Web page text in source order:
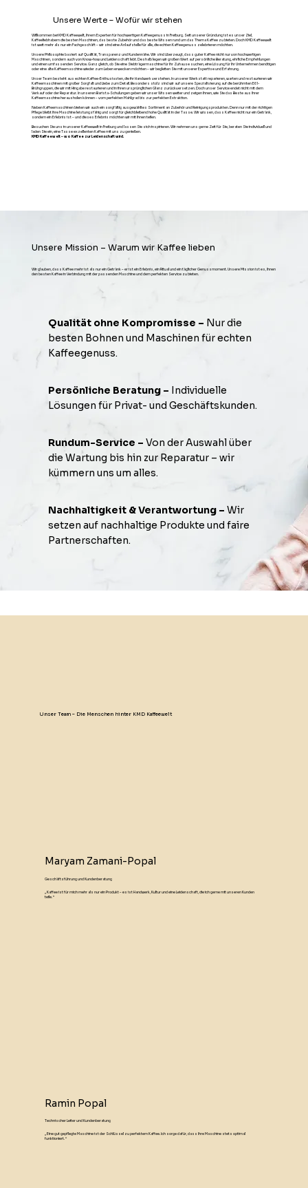
Unsere Werte – Wofür wir stehen
Willkommen bei KMD Kaffeewelt, Ihrem Experten für hochwertigen Kaffeegenuss in Freiburg. Seit unserer Gründung ist es unser Ziel,
Kaffeeliebhabern die besten Maschinen, das beste Zubehör und das beste Wissen rund um das Thema Kaffee zu bieten. Doch KMD Kaffeewelt
ist weit mehr als nur ein Fachgeschäft – wir sind eine Anlaufstelle für alle, die echten Kaffeegenuss zelebrieren möchten.
Unsere Philosophie basiert auf Qualität, Transparenz und Kundennähe. Wir sind überzeugt, dass guter Kaffee nicht nur von hochwertigen
Maschinen, sondern auch von Know-how und Leidenschaft lebt. Deshalb legen wir großen Wert auf persönliche Beratung, ehrliche Empfehlungen
und einen umfassenden Service. Ganz gleich, ob Sie eine Siebträgermaschine für Ihr Zuhause suchen, eine Lösung für Ihr Unternehmen benötigen
oder eine alte Kaffeemaschine wieder zum Leben erwecken möchten – wir begleiten Sie mit unserer Expertise und Erfahrung.
Unser Team besteht aus echten Kaffee-Enthusiasten, die ihr Handwerk verstehen. In unserer Werkstatt reparieren, warten und restaurieren wir
Kaffeemaschinen mit großer Sorgfalt und Liebe zum Detail. Besonders stolz sind wir auf unsere Spezialisierung auf die berühmten E61-
Brühgruppen, die wir mit Hingabe restaurieren und in ihren ursprünglichen Glanz zurückversetzen. Doch unser Service endet nicht mit dem
Verkauf oder der Reparatur. In unseren Barista-Schulungen geben wir unser Wissen weiter und zeigen Ihnen, wie Sie das Beste aus Ihrer
Kaffeemaschine herausholen können – vom perfekten Mahlgrad bis zur perfekten Extraktion.
Neben Kaffeemaschinen bieten wir auch ein sorgfältig ausgewähltes Sortiment an Zubehör und Reinigungsprodukten. Denn nur mit der richtigen
Pflege bleibt Ihre Maschine leistungsfähig und sorgt für gleichbleibend hohe Qualität in der Tasse. Wir wissen, dass Kaffee nicht nur ein Getränk,
sondern ein Erlebnis ist – und dieses Erlebnis möchten wir mit Ihnen teilen.
Besuchen Sie uns in unserer Kaffeewelt in Freiburg und lassen Sie sich inspirieren. Wir nehmen uns gerne Zeit für Sie, beraten Sie individuell und
laden Sie ein, eine Tasse exzellenten Kaffee mit uns zu genießen.
KMD Kaffeewelt – wo Kaffee zur Leidenschaft wird.
Unsere Mission – Warum wir Kaffee lieben
Wir glauben, dass Kaffee mehr ist als nur ein Getränk – er ist ein Erlebnis, ein Ritual und ein täglicher Genussmoment. Unsere Mission ist es, Ihnen
den besten Kaffee in Verbindung mit der passenden Maschine und dem perfekten Service zu bieten.
Qualität ohne Kompromisse – Nur die
besten Bohnen und Maschinen für echten
Kaffeegenuss.
Persönliche Beratung – Individuelle
Lösungen für Privat- und Geschäftskunden.
Rundum-Service – Von der Auswahl über
die Wartung bis hin zur Reparatur – wir
kümmern uns um alles.
Nachhaltigkeit & Verantwortung – Wir
setzen auf nachhaltige Produkte und faire
Partnerschaften.
Unser Team – Die Menschen hinter KMD Kaffeewelt
Maryam Zamani-Popal
Geschäftsführung und Kundenberatung
„Kaffee ist für mich mehr als nur ein Produkt – es ist Handwerk, Kultur und eine Leidenschaft, die ich gerne mit unseren Kunden
teile.“
Ramin Popal
Technischer Leiter und Kundenberatung
„Eine gut gepflegte Maschine ist der Schlüssel zu perfektem Kaffee. Ich sorge dafür, dass Ihre Maschine stets optimal
funktioniert.“